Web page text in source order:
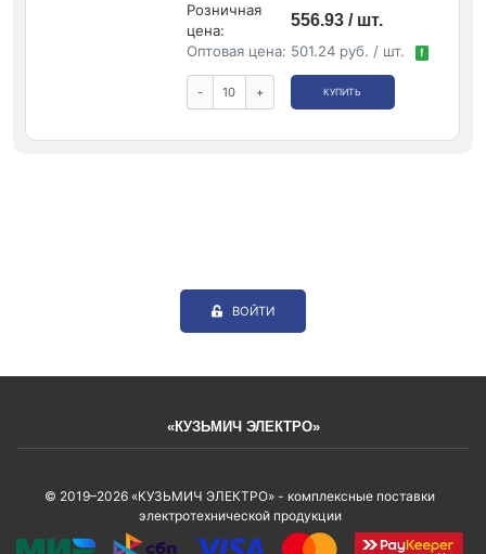
Розничная
цена:
556.93 / шт.
Оптовая цена: 501.24 руб. / шт. !
- + КУПИТЬ
ВОЙТИ
«КУЗЬМИЧ ЭЛЕКТРО»
© 2019–2026 «КУЗЬМИЧ ЭЛЕКТРО» - комплексные поставки
электротехнической продукции